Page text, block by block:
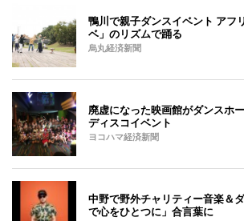
鴨川で親子ダンスイベント アフ
ベ」のリズムで踊る
烏丸経済新聞
廃虚になった映画館がダンスホ
ディスコイベント
ヨコハマ経済新聞
中野で野外チャリティー音楽＆
で心をひとつに」合言葉に